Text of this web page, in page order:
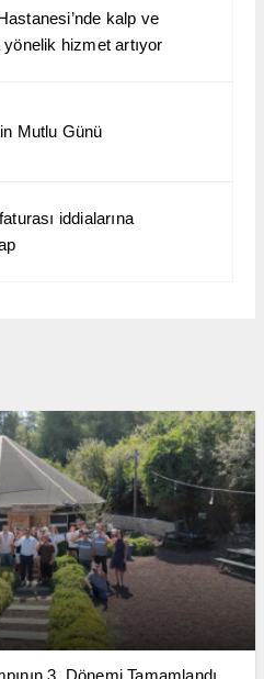
kalp ve
yönelik hizmet artıyor
Mutlu Günü
iddialarına
3. Dönemi Tamamlandı